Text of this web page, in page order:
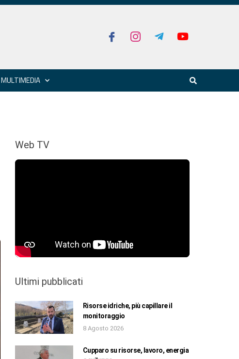
MULTIMEDIA
Web TV
Ultimi pubblicati
Risorse idriche, più capillare il
monitoraggio
8 Agosto 2026
Cupparo su risorse, lavoro, energia